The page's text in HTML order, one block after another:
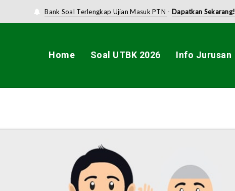
Bank Soal Terlengkap Ujian Masuk PTN - Dapatkan Sekarang!
Home Soal UTBK 2026 Info Jurusan